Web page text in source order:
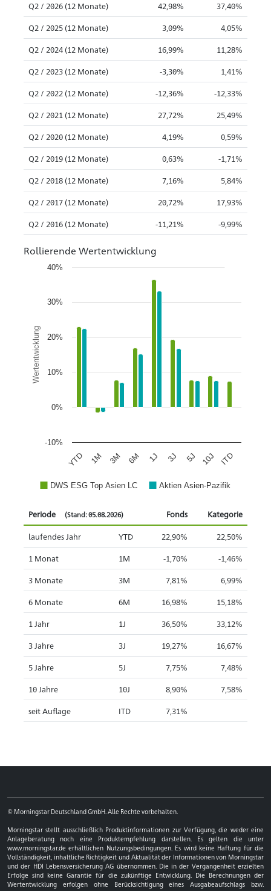
Q2 / 2026 (12 Monate) 42,98% 37,40%
Q2 / 2025 (12 Monate) 3,09% 4,05%
Q2 / 2024 (12 Monate) 16,99% 11,28%
Q2 / 2023 (12 Monate) -3,30% 1,41%
Q2 / 2022 (12 Monate) -12,36% -12,33%
Q2 / 2021 (12 Monate) 27,72% 25,49%
Q2 / 2020 (12 Monate) 4,19% 0,59%
Q2 / 2019 (12 Monate) 0,63% -1,71%
Q2 / 2018 (12 Monate) 7,16% 5,84%
Q2 / 2017 (12 Monate) 20,72% 17,93%
Q2 / 2016 (12 Monate) -11,21% -9,99%
Rollierende Wertentwicklung
Wertentwicklung
DWS ESG Top Asien LC Aktien Asien-Pazifik
YTD 1M 3M 6M 1J 3J 5J 10J ITD
-10%
0%
10%
20%
30%
40%
Periode (Stand: 05.08.2026) Fonds Kategorie
laufendes Jahr YTD 22,90% 22,50%
1 Monat 1M -1,70% -1,46%
3 Monate 3M 7,81% 6,99%
6 Monate 6M 16,98% 15,18%
1 Jahr 1J 36,50% 33,12%
3 Jahre 3J 19,27% 16,67%
5 Jahre 5J 7,75% 7,48%
10 Jahre 10J 8,90% 7,58%
seit Auflage ITD 7,31%
© Morningstar Deutschland GmbH. Alle Rechte vorbehalten.
Morningstar stellt ausschließlich Produktinformationen zur Verfügung, die weder eine
Anlageberatung noch eine Produktempfehlung darstellen. Es gelten die unter
www.morningstar.de erhältlichen Nutzungsbedingungen. Es wird keine Haftung für die
Vollständigkeit, inhaltliche Richtigkeit und Aktualität der Informationen von Morningstar
und der HDI Lebensversicherung AG übernommen. Die in der Vergangenheit erzielten
Erfolge sind keine Garantie für die zukünftige Entwicklung. Die Berechnungen der
Wertentwicklung erfolgen ohne Berücksichtigung eines Ausgabeaufschlags bzw.